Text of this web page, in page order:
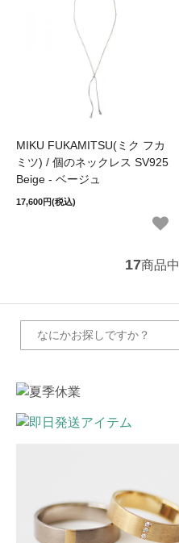
MIKU FUKAMITSU(ミク フカ
ミツ) / 個のネックレス SV925
Beige - ベージュ
17,600円(税込)
17商品中